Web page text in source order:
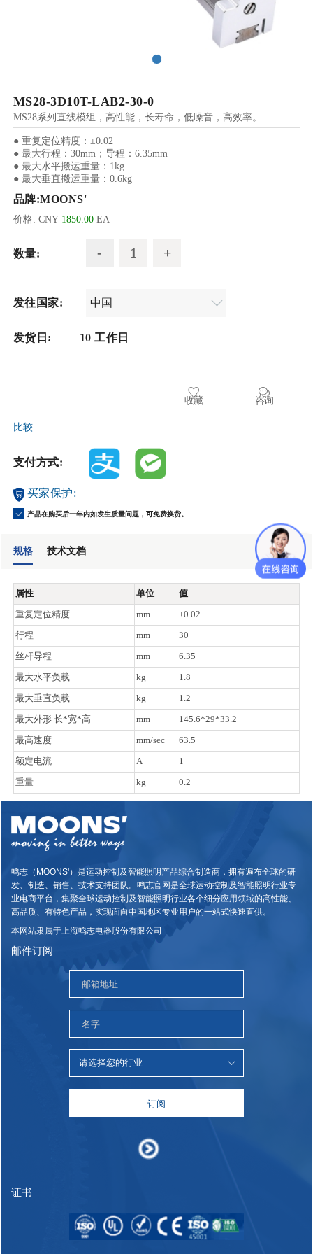
MS28-3D10T-LAB2-30-0
MS28系列直线模组，高性能，长寿命，低噪音，高效率。
● 重复定位精度：±0.02
● 最大行程：30mm；导程：6.35mm
● 最大水平搬运重量：1kg
● 最大垂直搬运重量：0.6kg
品牌:MOONS'
价格: CNY 1850.00 EA
数量:
发往国家:
发货日: 10 工作日
咨询
收藏
比较
支付方式:
买家保护:
产品在购买后一年内如发生质量问题，可免费换货。
规格 技术文档
属性 单位
值
重复定位精度
mm
±0.02
行程
mm
30
丝杆导程
mm
6.35
最大水平负载
kg
1.8
最大垂直负载
kg
1.2
最大外形 长*宽*高
mm
145.6*29*33.2
最高速度
mm/sec
63.5
额定电流
A
1
重量
kg 0.2
鸣志（MOONS'）是运动控制及智能照明产品综合制造商，拥有遍布全球的研
发、制造、销售、技术支持团队。鸣志官网是全球运动控制及智能照明行业专
业电商平台，集聚全球运动控制及智能照明行业各个细分应用领域的高性能、
高品质、有特色产品，实现面向中国地区专业用户的一站式快速直供。
本网站隶属于上海鸣志电器股份有限公司
邮件订阅
订阅
证书